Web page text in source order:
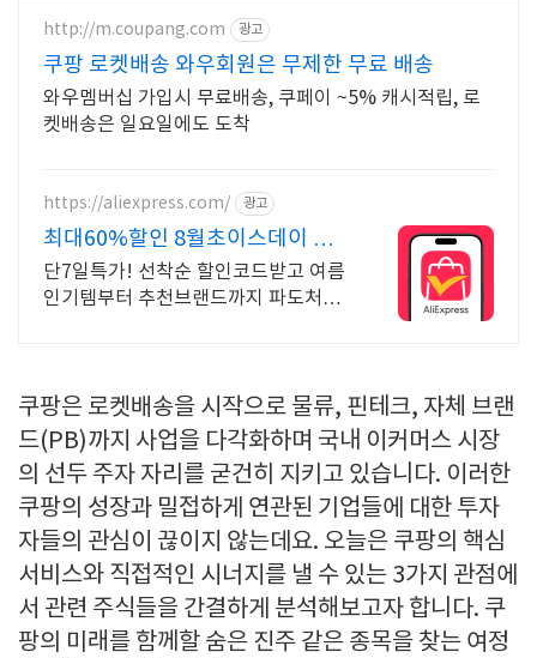
http://m.coupang.com 광고
쿠팡 로켓배송 와우회원은 무제한 무료 배송
와우멤버십 가입시 무료배송, 쿠페이 ~5% 캐시적립, 로
켓배송은 일요일에도 도착
https://aliexpress.com/ 광고
최대60%할인 8월초이스데이 최
대60%할인 선착순코드발급
단7일특가! 선착순 할인코드받고 여름
인기템부터 추천브랜드까지 파도처럼
쿠팡은 로켓배송을 시작으로 물류, 핀테크, 자체 브랜
드(PB)까지 사업을 다각화하며 국내 이커머스 시장
의 선두 주자 자리를 굳건히 지키고 있습니다. 이러한
쿠팡의 성장과 밀접하게 연관된 기업들에 대한 투자
자들의 관심이 끊이지 않는데요. 오늘은 쿠팡의 핵심
서비스와 직접적인 시너지를 낼 수 있는 3가지 관점에
서 관련 주식들을 간결하게 분석해보고자 합니다. 쿠
팡의 미래를 함께할 숨은 진주 같은 종목을 찾는 여정